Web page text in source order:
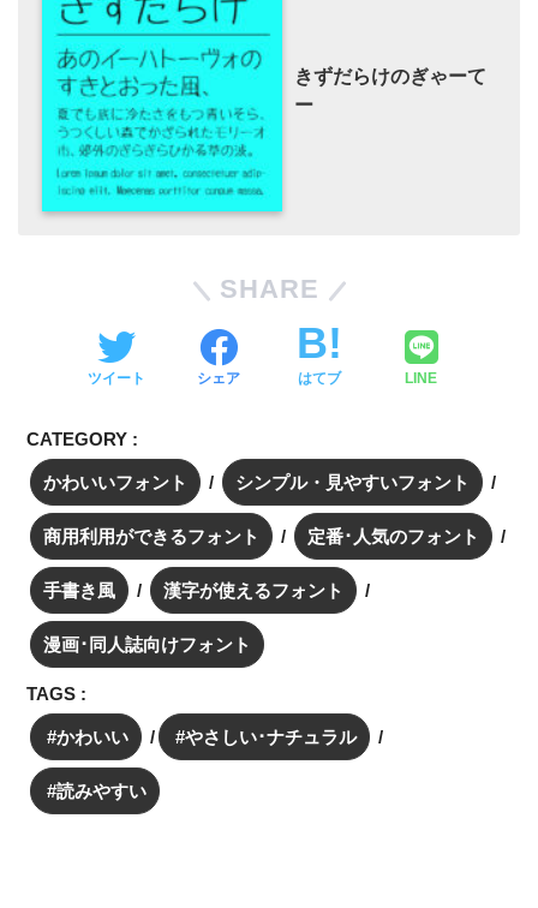
きずだらけのぎゃーて
ー
SHARE
ツイート シェア はてブ LINE
CATEGORY :
かわいいフォント シンプル・見やすいフォント
商用利用ができるフォント 定番･人気のフォント
手書き風 漢字が使えるフォント
漫画･同人誌向けフォント
TAGS :
かわいい やさしい･ナチュラル
読みやすい